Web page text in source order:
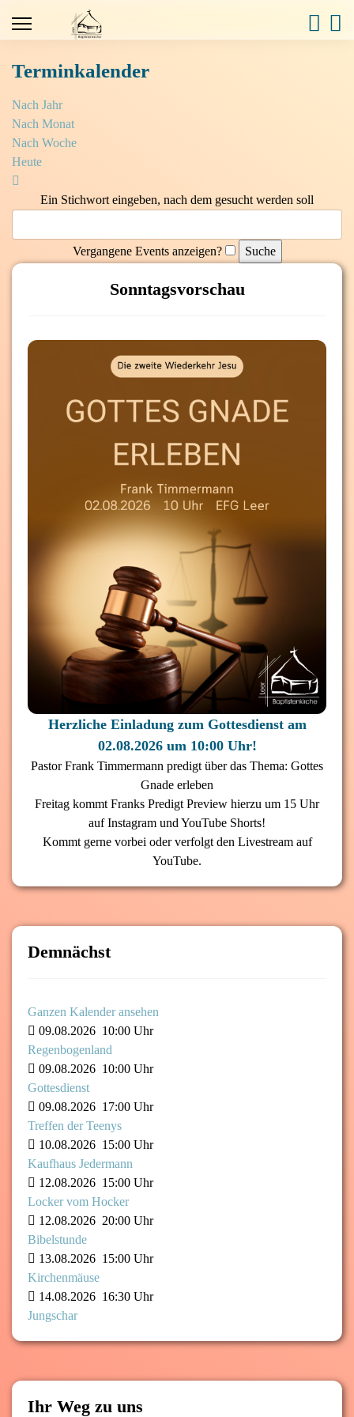
Terminkalender
Nach Jahr
Nach Monat
Nach Woche
Heute
Ein Stichwort eingeben, nach dem gesucht werden soll
Vergangene Events anzeigen?
Sonntagsvorschau
Herzliche Einladung zum Gottesdienst am
02.08.2026 um 10:00 Uhr!
Pastor Frank Timmermann predigt über das Thema: Gottes
Gnade erleben
Freitag kommt Franks Predigt Preview hierzu um 15 Uhr
auf Instagram und YouTube Shorts!
Kommt gerne vorbei oder verfolgt den Livestream auf
YouTube.
Demnächst
Ganzen Kalender ansehen
09.08.2026 10:00 Uhr
Regenbogenland
09.08.2026 10:00 Uhr
Gottesdienst
09.08.2026 17:00 Uhr
Treffen der Teenys
10.08.2026 15:00 Uhr
Kaufhaus Jedermann
12.08.2026 15:00 Uhr
Locker vom Hocker
12.08.2026 20:00 Uhr
Bibelstunde
13.08.2026 15:00 Uhr
Kirchenmäuse
14.08.2026 16:30 Uhr
Jungschar
Ihr Weg zu uns